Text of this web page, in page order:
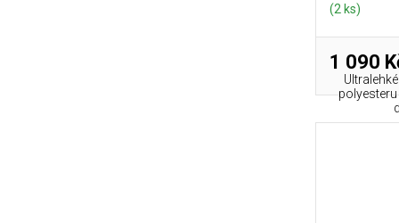
(2 ks)
1 090
polyesteru